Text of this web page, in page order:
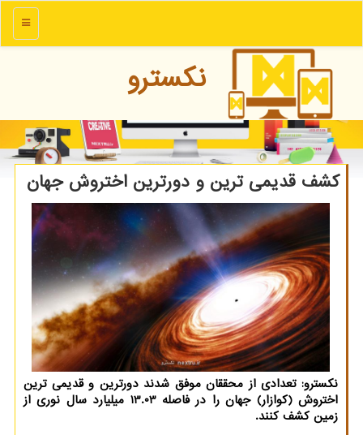
منو
نكسترو
كشف قدیمی ترین و دورترین اختروش جهان
نکسترو: تعدادی از محققان موفق شدند دورترین و قدیمی ترین
اختروش (کوازار) جهان را در فاصله 13.03 میلیارد سال نوری از
زمین کشف کنند.